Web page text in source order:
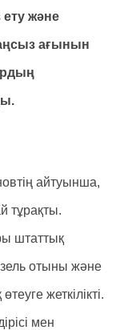
және
ағынын
айтуынша,
тұрақты.
штаттық
отыны және
жеткілікті.
мен